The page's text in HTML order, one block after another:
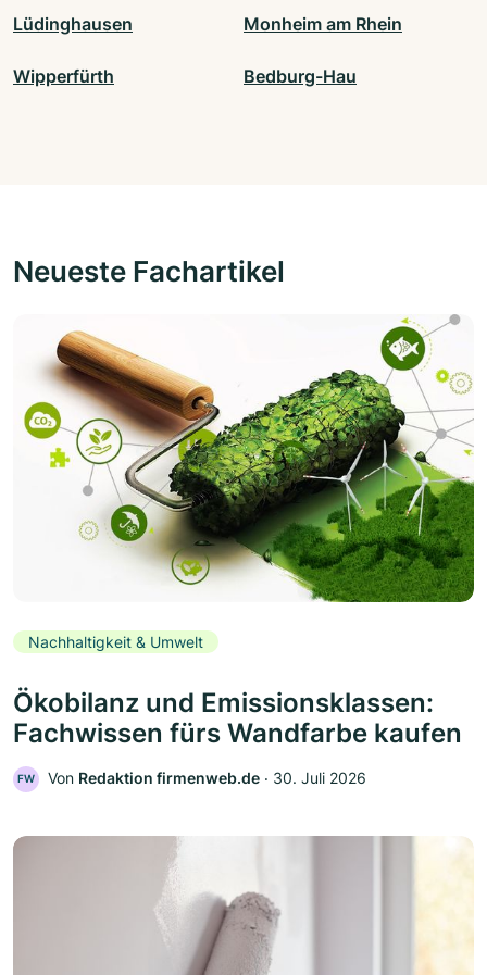
Lüdinghausen Monheim am Rhein
Wipperfürth Bedburg-Hau
Neueste Fachartikel
Nachhaltigkeit & Umwelt
Ökobilanz und Emissionsklassen:
Fachwissen fürs Wandfarbe kaufen
FW Von Redaktion firmenweb.de ‧ 30. Juli 2026